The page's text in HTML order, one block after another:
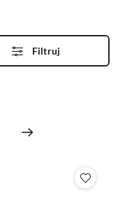
Filtruj